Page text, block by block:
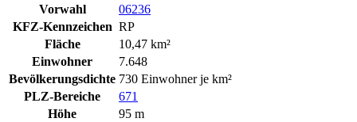
Vorwahl
06236
KFZ-Kennzeichen RP
Fläche
10,47 km²
Einwohner
7.648
Bevölkerungsdichte 730 Einwohner je km²
PLZ-Bereiche
671
Höhe
95 m